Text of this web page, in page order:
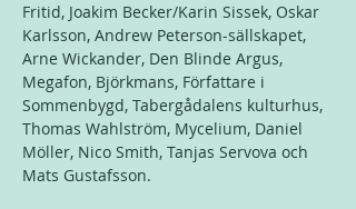
Fritid, Joakim Becker/Karin Sissek, Oskar
Karlsson, Andrew Peterson-sällskapet,
Arne Wickander, Den Blinde Argus,
Megafon, Björkmans, Författare i
Sommenbygd, Tabergådalens kulturhus,
Thomas Wahlström, Mycelium, Daniel
Möller, Nico Smith, Tanjas Servova och
Mats Gustafsson.